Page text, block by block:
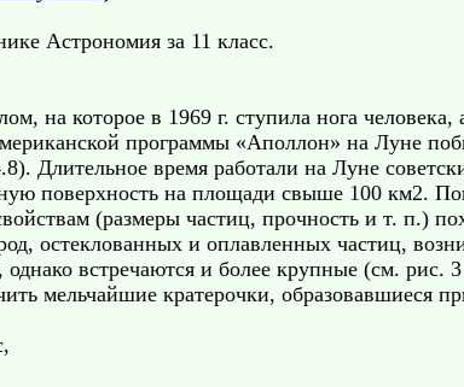
Астрономия за 11 класс.
на которое в 1969 г. ступила нога человека,
программы «Аполлон» на Луне
Длительное время работали на Луне
поверхность на площади свыше 100 км2.
(размеры частиц, прочность и т. п.)
остеклованных и оплавленных частиц,
встречаются и более крупные (см.
мельчайшие кратерочки, образовавшиеся